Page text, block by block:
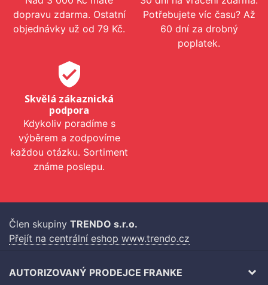
dopravu zdarma. Ostatní
objednávky už od 79 Kč.
Potřebujete víc času? Až
60 dní za drobný
poplatek.
verified_user
Skvělá zákaznická
podpora
Kdykoliv poradíme s
výběrem a zodpovíme
každou otázku. Sortiment
známe poslepu.
Člen skupiny TRENDO s.r.o.
Přejít na centrální eshop www.trendo.cz
AUTORIZOVANÝ PRODEJCE FRANKE